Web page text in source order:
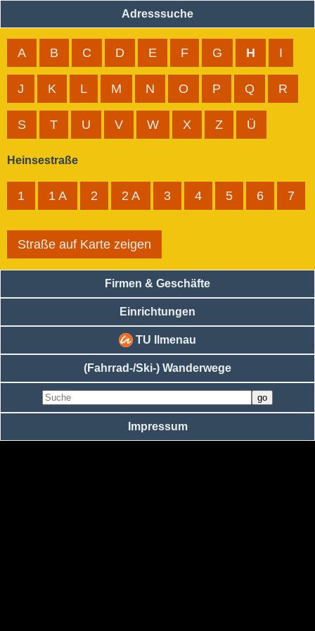
Adresssuche
A B C D E F G H I
J K L M N O P Q R
S T U V W X Z Ü
Heinsestraße
1 1 A 2 2 A 3 4 5 6 7
Straße auf Karte zeigen
Firmen & Geschäfte
Einrichtungen
TU Ilmenau
(Fahrrad-/Ski-) Wanderwege
Impressum